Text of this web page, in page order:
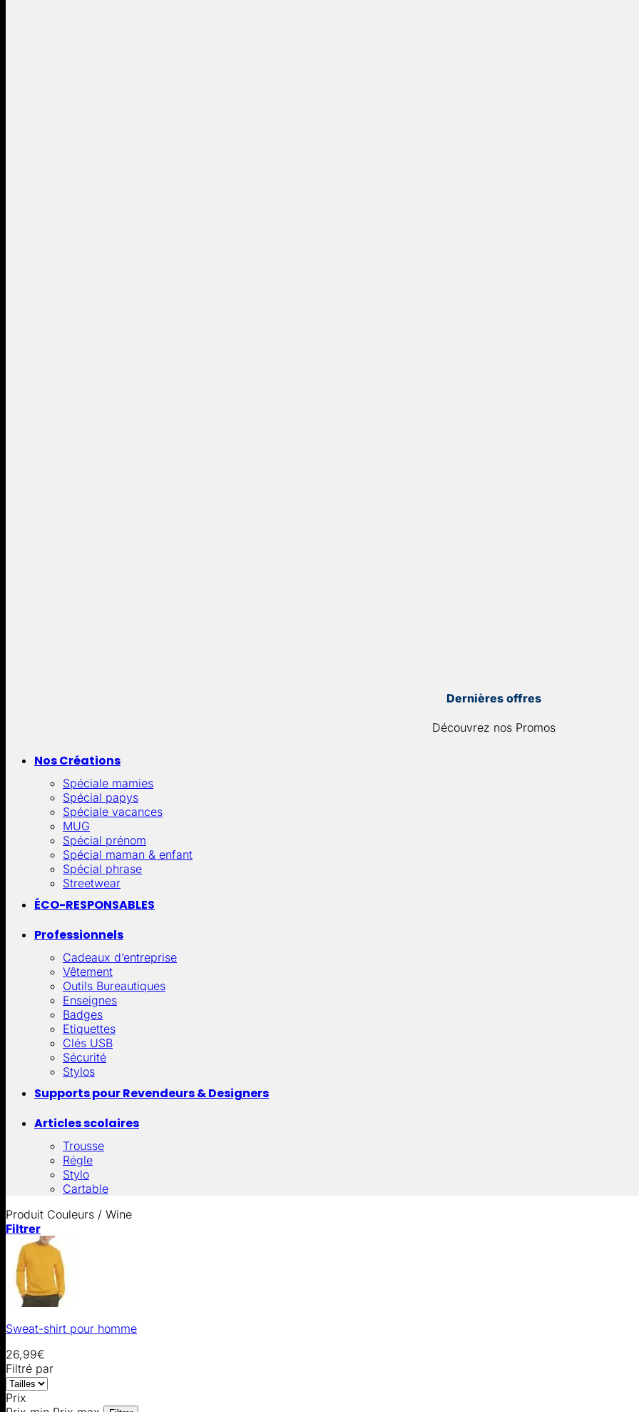
Dernières offres
Découvrez nos Promos
Nos Créations
Spéciale mamies
Spécial papys
Spéciale vacances
MUG
Spécial prénom
Spécial maman & enfant
Spécial phrase
Streetwear
ÉCO-RESPONSABLES
Professionnels
Cadeaux d’entreprise
Vêtement
Outils Bureautiques
Enseignes
Badges
Etiquettes
Clés USB
Sécurité
Stylos
Supports pour Revendeurs & Designers
Articles scolaires
Trousse
Régle
Stylo
Cartable
Produit Couleurs / Wine
Filtrer
Sweat-shirt pour homme
26,99€
Filtré par
Prix